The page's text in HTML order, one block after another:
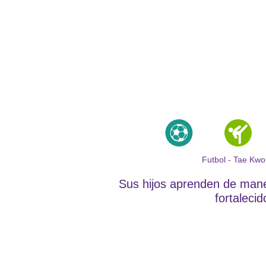
Futbol - Tae
Sus hijos aprenden de